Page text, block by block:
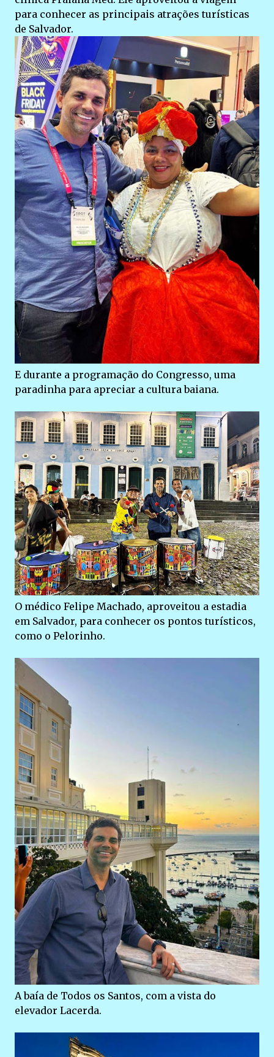
para conhecer as principais atrações turísticas
de Salvador.
E durante a programação do Congresso, uma
paradinha para apreciar a cultura baiana.
O médico Felipe Machado, aproveitou a estadia
em Salvador, para conhecer os pontos turísticos,
como o Pelorinho.
A baía de Todos os Santos, com a vista do
elevador Lacerda.